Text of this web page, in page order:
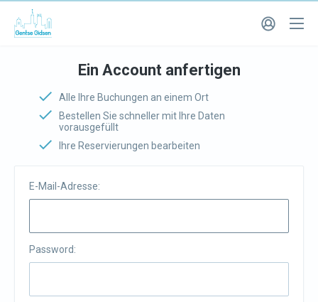
Ein Account anfertigen
Alle Ihre Buchungen an einem Ort
Bestellen Sie schneller mit Ihre Daten
vorausgefüllt
Ihre Reservierungen bearbeiten
E-Mail-Adresse:
Password: